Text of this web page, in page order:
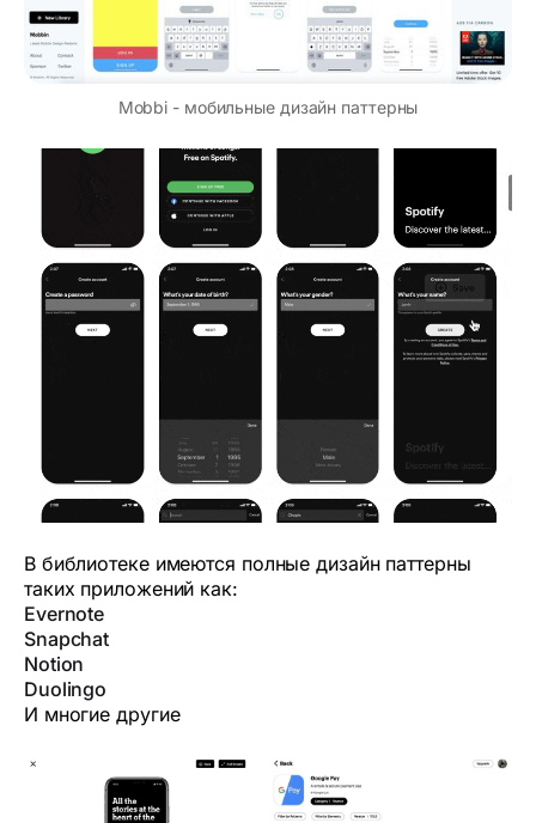
Mobbi - мобильные дизайн паттерны
В библиотеке имеются полные дизайн паттерны
таких приложений как:
Evernote
Snapchat
Notion
Duolingo
И многие другие